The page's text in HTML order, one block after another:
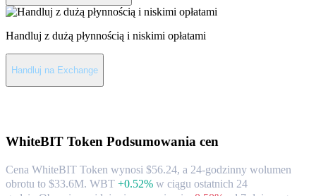
Handluj z dużą płynnością i niskimi opłatami
Handluj na Exchange
WhiteBIT Token Podsumowania cen
Cena WhiteBIT Token wynosi $56.24, a 24-godzinny wolumen
obrotu to $33.6M. WBT +0.52% w ciągu ostatnich 24